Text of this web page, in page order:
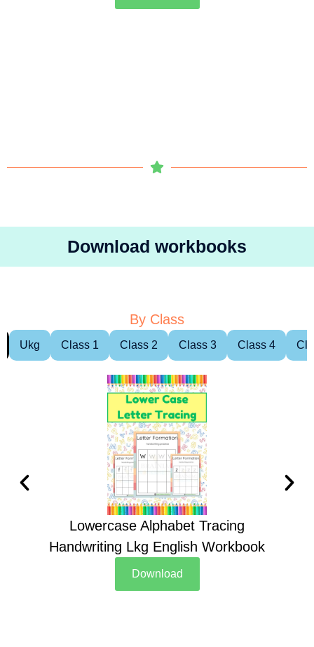
Download workbooks
By Class
Ukg Class 1 Class 2 Class 3 Class 4
Lowercase Alphabet Tracing
Handwriting Lkg English Workbook
Download